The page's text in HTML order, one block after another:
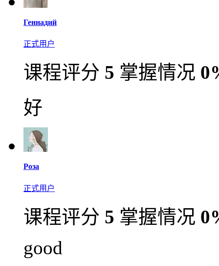
Геннадий
正式用户
课程评分 5 掌握情况
好
Роза
正式用户
课程评分 5 掌握情况
good